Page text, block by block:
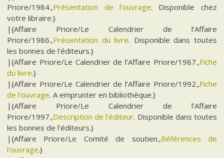
Priore/1984.,Présentation de l’ouvrage. Disponible chez
votre libraire.}
|{Affaire Priore/Le Calendrier de l’Affaire
Priore/1986.,Présentation du livre. Disponible dans toutes
les bonnes de l’éditeurs.}
|{Affaire Priore/Le Calendrier de l’Affaire Priore/1987.,Fiche
du livre.}
|{Affaire Priore/Le Calendrier de l’Affaire Priore/1992.,Fiche
de l’ouvrage. A emprunter en bibliothèque.}
|{Affaire Priore/Le Calendrier de l’Affaire
Priore/1997.,Description de l’éditeur. Disponible dans toutes
les bonnes de l’éditeurs.}
|{Affaire Priore/Le Comité de soutien.,Références de
l’ouvrage.}